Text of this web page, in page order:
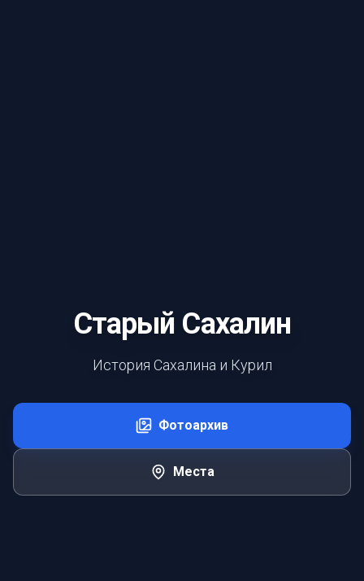
Старый Сахалин
История Сахалина и Курил
Фотоархив
Места